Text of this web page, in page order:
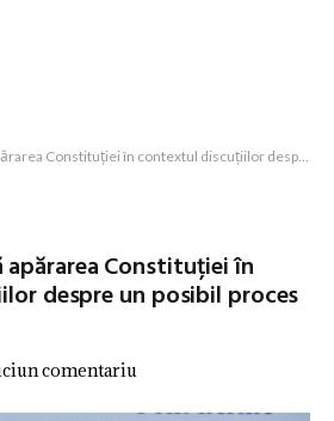
în contextul discuțiilor despre un posibil proces de unire
apărarea Constituției în
despre un posibil proces
comentariu